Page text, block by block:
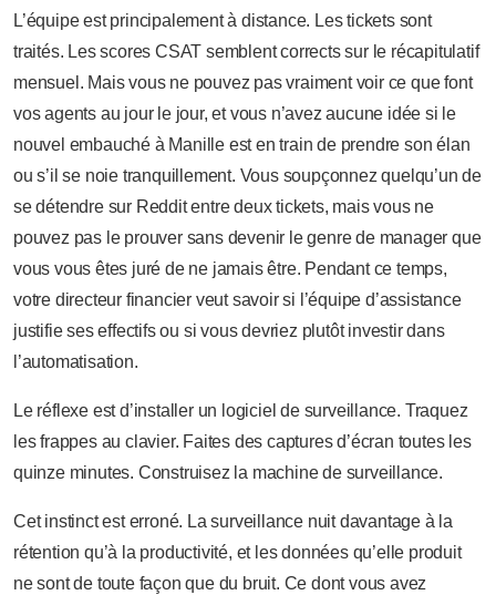
L’équipe est principalement à distance. Les tickets sont
traités. Les scores CSAT semblent corrects sur le récapitulatif
mensuel. Mais vous ne pouvez pas vraiment voir ce que font
vos agents au jour le jour, et vous n’avez aucune idée si le
nouvel embauché à Manille est en train de prendre son élan
ou s’il se noie tranquillement. Vous soupçonnez quelqu’un de
se détendre sur Reddit entre deux tickets, mais vous ne
pouvez pas le prouver sans devenir le genre de manager que
vous vous êtes juré de ne jamais être. Pendant ce temps,
votre directeur financier veut savoir si l’équipe d’assistance
justifie ses effectifs ou si vous devriez plutôt investir dans
l’automatisation.
Le réflexe est d’installer un logiciel de surveillance. Traquez
les frappes au clavier. Faites des captures d’écran toutes les
quinze minutes. Construisez la machine de surveillance.
Cet instinct est erroné. La surveillance nuit davantage à la
rétention qu’à la productivité, et les données qu’elle produit
ne sont de toute façon que du bruit. Ce dont vous avez